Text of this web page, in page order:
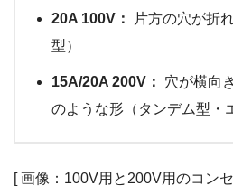
20A 100V：
片方の穴が折
型）
15A/20A 200V：
穴が横向
のような形（タンデム型・
[ 画像：100V用と200V用のコン